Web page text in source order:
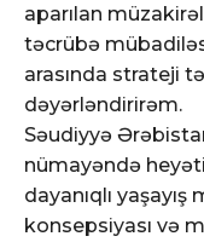
aparılan
təcrübə
arasında strateji
dəyərləndirirəm.
Səudiyyə
nümayəndə
dayanıqlı yaşayış
konsepsiyası və